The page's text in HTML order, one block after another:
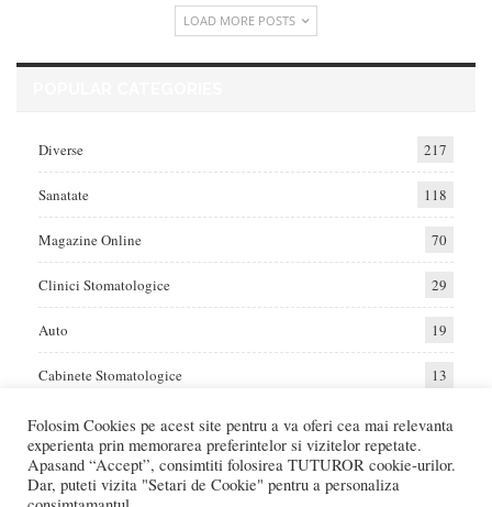
LOAD MORE POSTS
Diverse 217
Sanatate 118
Magazine Online 70
Clinici Stomatologice 29
Auto 19
Cabinete Stomatologice 13
Home Auto Diverse Sanatate
Folosim Cookies pe acest site pentru a va oferi cea mai relevanta
experienta prin memorarea preferintelor si vizitelor repetate.
Apasand “Accept”, consimtiti folosirea TUTUROR cookie-urilor.
Dar, puteti vizita "Setari de Cookie" pentru a personaliza